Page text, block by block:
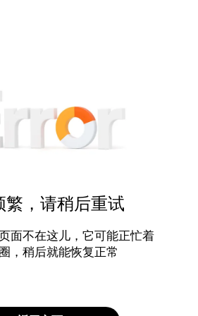
繁，请稍后重试
面不在这儿，它可能正忙着
，稍后就能恢复正常